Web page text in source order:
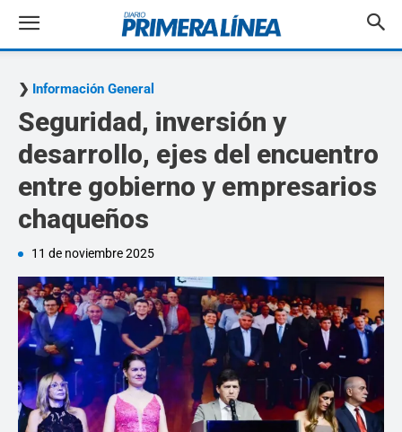
Información General
Seguridad, inversión y
desarrollo, ejes del encuentro
entre gobierno y empresarios
chaqueños
11 de noviembre 2025